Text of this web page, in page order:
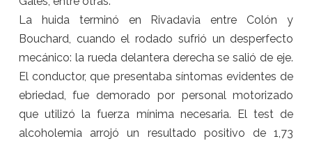
La huida terminó en Rivadavia entre Colón y
Bouchard, cuando el rodado sufrió un desperfecto
mecánico: la rueda delantera derecha se salió de eje.
El conductor, que presentaba síntomas evidentes de
ebriedad, fue demorado por personal motorizado
que utilizó la fuerza mínima necesaria. El test de
alcoholemia arrojó un resultado positivo de 1,73